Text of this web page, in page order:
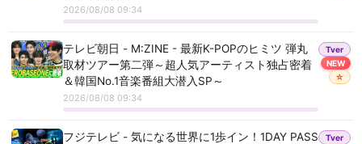
2026/08/08 09:34
テレビ朝日 - M:ZINE - 最新K-POPのヒミツ 弾丸
取材ツアー第二弾～超人気アーティスト独占密着
＆韓国No.1音楽番組大潜入SP～
2026/08/08 09:34
Tver
NEW
☆
フジテレビ - 気になる世界に1歩イン！1DAY PASS
Tver